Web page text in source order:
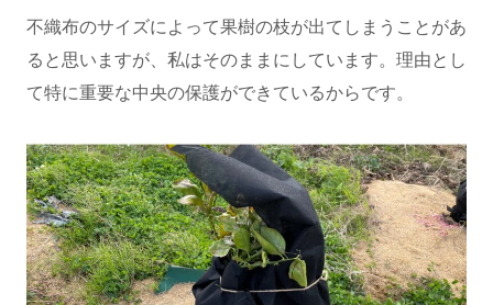
不織布のサイズによって果樹の枝が出てしまうことがあ
ると思いますが、私はそのままにしています。理由とし
て特に重要な中央の保護ができているからです。